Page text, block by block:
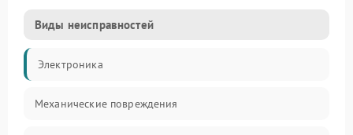
Виды неисправностей
Электроника
Механические повреждения